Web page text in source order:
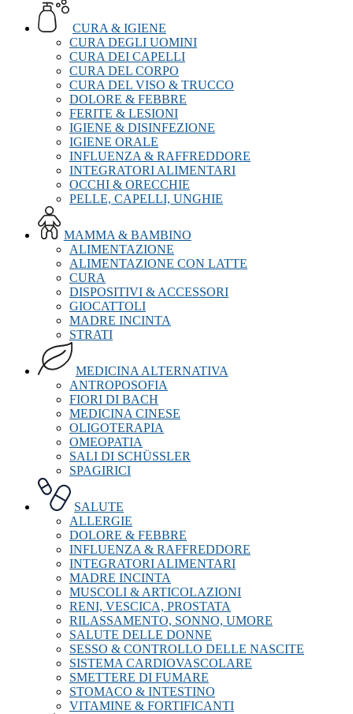
CURA & IGIENE
CURA DEGLI UOMINI
CURA DEI CAPELLI
CURA DEL CORPO
CURA DEL VISO & TRUCCO
DOLORE & FEBBRE
FERITE & LESIONI
IGIENE & DISINFEZIONE
IGIENE ORALE
INFLUENZA & RAFFREDDORE
INTEGRATORI ALIMENTARI
OCCHI & ORECCHIE
PELLE, CAPELLI, UNGHIE
MAMMA & BAMBINO
ALIMENTAZIONE
ALIMENTAZIONE CON LATTE
CURA
DISPOSITIVI & ACCESSORI
GIOCATTOLI
MADRE INCINTA
STRATI
MEDICINA ALTERNATIVA
ANTROPOSOFIA
FIORI DI BACH
MEDICINA CINESE
OLIGOTERAPIA
OMEOPATIA
SALI DI SCHÜSSLER
SPAGIRICI
SALUTE
ALLERGIE
DOLORE & FEBBRE
INFLUENZA & RAFFREDDORE
INTEGRATORI ALIMENTARI
MADRE INCINTA
MUSCOLI & ARTICOLAZIONI
RENI, VESCICA, PROSTATA
RILASSAMENTO, SONNO, UMORE
SALUTE DELLE DONNE
SESSO & CONTROLLO DELLE NASCITE
SISTEMA CARDIOVASCOLARE
SMETTERE DI FUMARE
STOMACO & INTESTINO
VITAMINE & FORTIFICANTI